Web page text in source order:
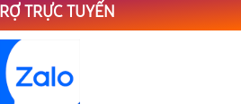
TRỰC TUYẾN